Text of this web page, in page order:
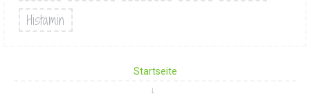
Histamin
Startseite